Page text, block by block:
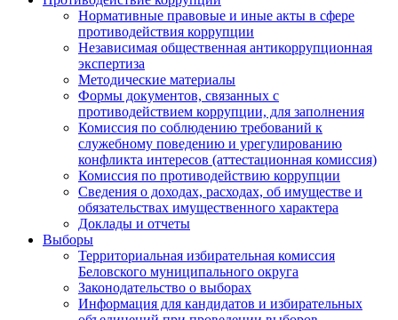
Нормативные правовые и иные акты в сфере
противодействия коррупции
Независимая общественная антикоррупционная
экспертиза
Методические материалы
Формы документов, связанных с
противодействием коррупции, для заполнения
Комиссия по соблюдению требований к
служебному поведению и урегулированию
конфликта интересов (аттестационная комиссия)
Комиссия по противодействию коррупции
Сведения о доходах, расходах, об имуществе и
обязательствах имущественного характера
Доклады и отчеты
Выборы
Территориальная избирательная комиссия
Беловского муниципального округа
Законодательство о выборах
Информация для кандидатов и избирательных